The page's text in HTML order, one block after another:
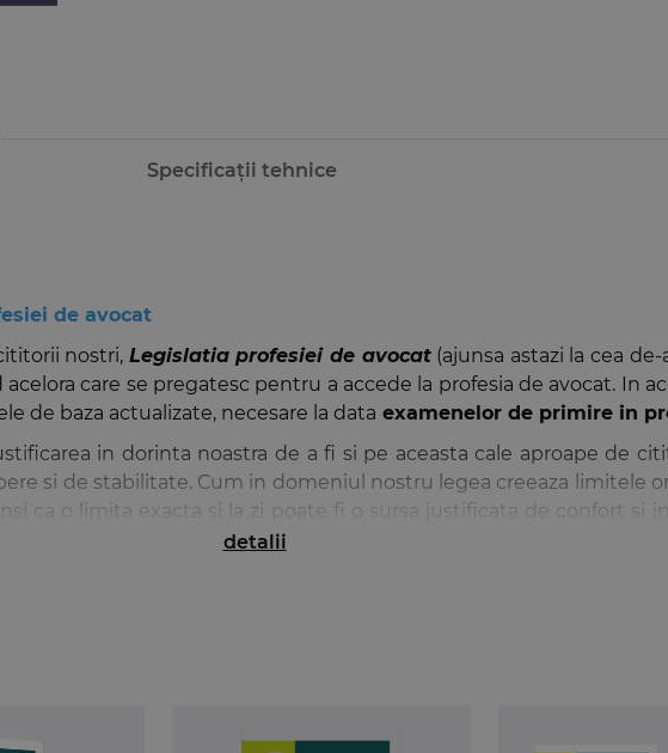
Specificații tehnice
de avocat
nostri, Legislatia profesiei de avocat(ajunsa astazi la cea
care se pregatesc pentru a accede la profesia de avocat. In
de baza actualizate, necesare la data examenelor de primire in
in dorinta noastra de a fi si pe aceasta cale aproape de
si de stabilitate. Cum in domeniul nostru legea creeaza limitele
ca o limita exacta si la zi poate fi o sursa justificata de confort si
primire in profesia de avocat a persoanelor care au absolvit
pentru organizarea si exercitarea profesiei de avocat prin
detalii